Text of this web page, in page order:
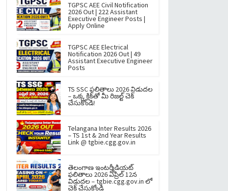
TGPSC AEE Civil Notification
2026 Out | 222 Assistant
Executive Engineer Posts |
Apply Online
TGPSC AEE Electrical
Notification 2026 Out | 49
Assistant Executive Engineer
Posts
TS SSC ఫలితాలు 2026 విడుదల
– ఒక్క క్లిక్‌తో మీ రిజల్ట్ చెక్
చేసుకోండి!
Telangana Inter Results 2026
– TS 1st & 2nd Year Results
Link @ tgbie.cgg.gov.in
తెలంగాణ ఇంటర్మీడియట్
ఫలితాలు 2026 ఏప్రిల్ 12న
విడుదల – tgbie.cgg.gov.in లో
చెక్ చేసుకోండి